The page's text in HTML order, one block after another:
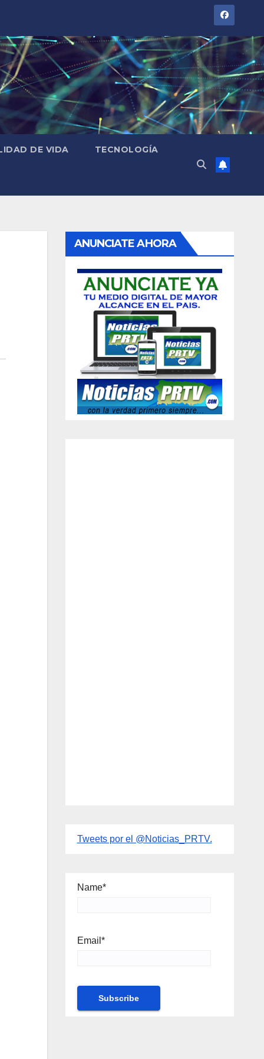
DE VIDA TECNOLOGÍA
ANUNCIATE AHORA
Tweets por el @Noticias_PRTV.
Name*
Email*